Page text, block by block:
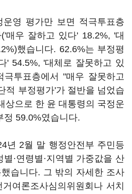
운영 평가만 보면 적극투표층
매우 잘하고 있다' 18.2%, '대
했습니다. 62.6%는 부정평
' 54.5%, '대체로 잘못하고 있
극투표층에서 "매우 잘못하고
적 부정평가'가 절반을 넘었습
상으로 한 윤 대통령의 국정운
정 59.0%였습니다.
년 2월 말 행정안전부 주민등
·연령별·지역별 가중값을 산
습니다. 그 밖의 자세한 조사
여론조사심의위원회나 서치